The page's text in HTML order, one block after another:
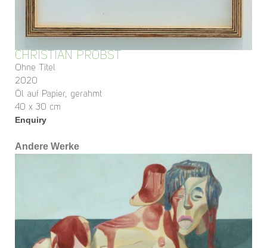
CHRISTIAN PROBST
Ohne Titel
2020
Öl auf Papier, gerahmt
40 x 30 cm
Enquiry
Andere Werke